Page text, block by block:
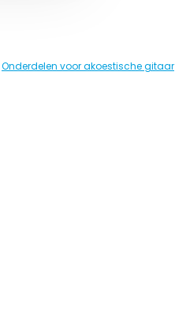
Onderdelen voor akoestische gitaar